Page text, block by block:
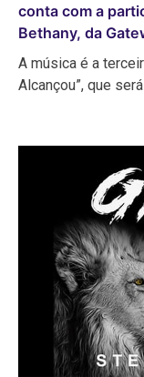
conta com a
Bethany, da
A música é a
Alcançou”, que